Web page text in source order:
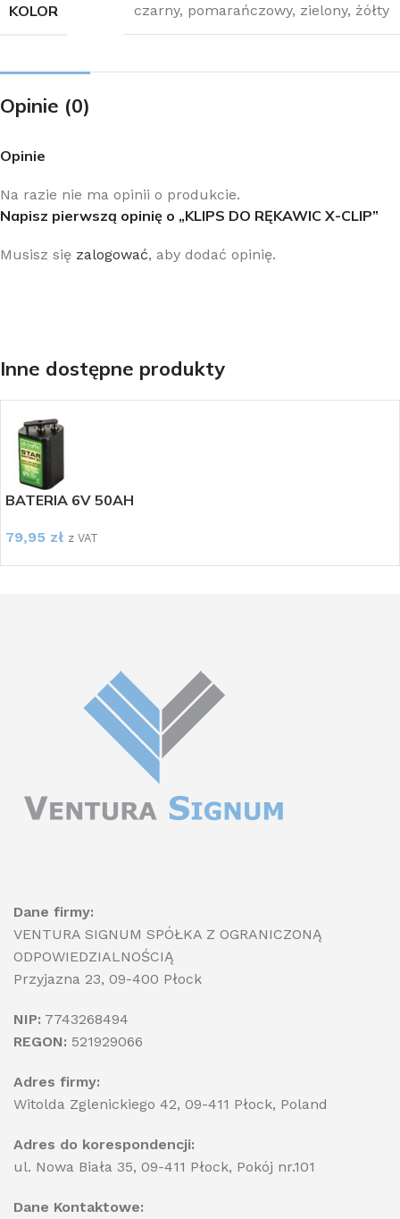
KOLOR czarny, pomarańczowy, zielony, żółty
Opinie (0)
Opinie
Na razie nie ma opinii o produkcie.
Napisz pierwszą opinię o „KLIPS DO RĘKAWIC X-CLIP”
Musisz się zalogować, aby dodać opinię.
Inne dostępne produkty
BATERIA 6V 50AH
79,95 zł z VAT
Dane firmy:
VENTURA SIGNUM SPÓŁKA Z OGRANICZONĄ
ODPOWIEDZIALNOŚCIĄ
Przyjazna 23, 09-400 Płock
NIP: 7743268494
REGON: 521929066
Adres firmy:
Witolda Zglenickiego 42, 09-411 Płock, Poland
Adres do korespondencji:
ul. Nowa Biała 35, 09-411 Płock, Pokój nr.101
Dane Kontaktowe: